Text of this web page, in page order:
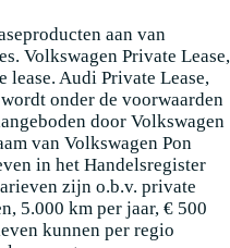
aan van
Volkswagen Private Lease,
lease. Audi Private Lease,
onder de voorwaarden
door Volkswagen
van Volkswagen Pon
in het Handelsregister
zijn o.b.v. private
5.000 km per jaar, € 500
kunnen per regio